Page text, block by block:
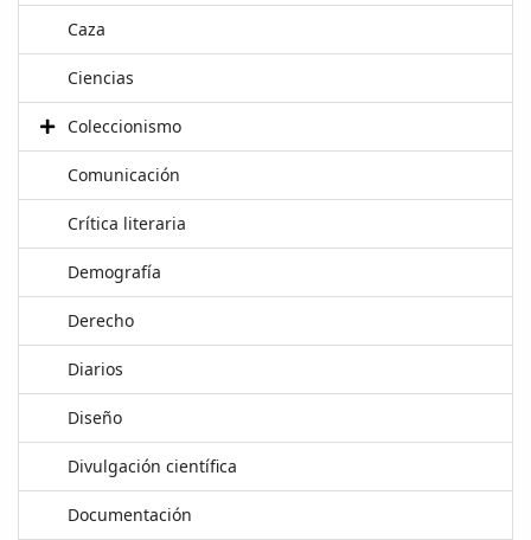
Caza
Ciencias
Coleccionismo
Comunicación
Crítica literaria
Demografía
Derecho
Diarios
Diseño
Divulgación científica
Documentación